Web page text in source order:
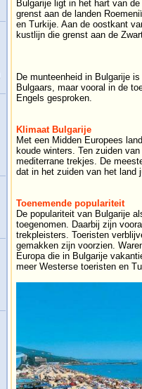
Bulgarije ligt in het hart van
grenst aan de landen
en Turkije. Aan de oostkant
kustlijn die grenst aan de
De munteenheid in Bulgarije
Bulgaars, maar vooral in de
Engels gesproken.
Klimaat Bulgarije
Met een Midden Europees
koude winters. Ten zuiden
mediterrane trekjes. De
dat in het zuiden van het land
Toenemende populariteit
De populariteit van Bulgarije
toegenomen. Daarbij zijn
trekpleisters. Toeristen
gemakken zijn voorzien.
Europa die in Bulgarije
meer Westerse toeristen en